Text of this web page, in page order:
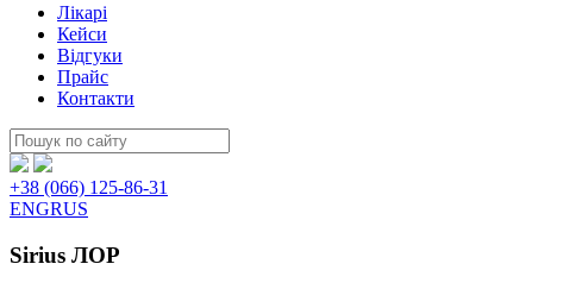
Лікарі
Кейси
Відгуки
Прайс
Контакти
Пошук:
+38 (066) 125-86-31
ENGRUS
Sirius ЛОР